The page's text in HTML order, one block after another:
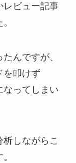
レビュー記事
んですが、
を叩けず
なってしまい
しながらこ